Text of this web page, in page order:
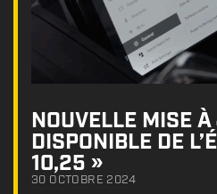
NOUVELLE MISE
DISPONIBLE DE
10,25 »
30 OCTOBRE 2024